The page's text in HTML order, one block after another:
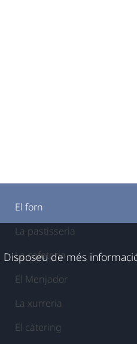
El forn
La pastisseria
La cafeteria
El Menjador
La xurreria
El càtering
de més